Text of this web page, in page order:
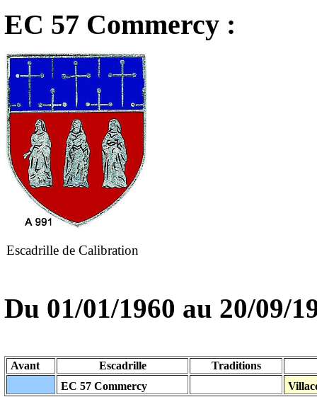
EC 57 Commercy :
Escadrille de Calibration
Du 01/01/1960 au 20/09/
Avant Escadrille
Traditions
EC 57 Commercy